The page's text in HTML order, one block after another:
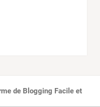
de Blogging Facile et